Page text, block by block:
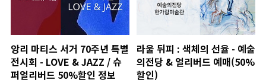
앙리 마티스 서거 70주년 특별
전시회 - LOVE & JAZZ / 슈
퍼얼리버드 50%할인 정보
라울 뒤피 : 색체의 선율 - 예술
의전당 & 얼리버드 예매(50%
할인)